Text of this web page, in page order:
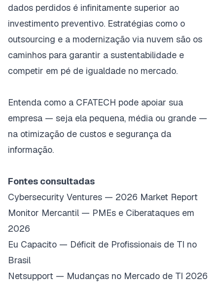
dados perdidos é infinitamente superior ao
investimento preventivo. Estratégias como o
outsourcing e a modernização via nuvem são os
caminhos para garantir a sustentabilidade e
competir em pé de igualdade no mercado.
Entenda como a CFATECH pode apoiar sua
empresa — seja ela pequena, média ou grande —
na otimização de custos e segurança da
informação.
Fontes consultadas
Cybersecurity Ventures — 2026 Market Report
Monitor Mercantil — PMEs e Ciberataques em
2026
Eu Capacito — Déficit de Profissionais de TI no
Brasil
Netsupport — Mudanças no Mercado de TI 2026